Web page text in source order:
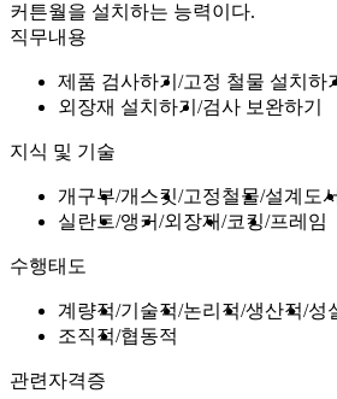
커튼월을 설치하는 능력이다.
직무내용
제품 검사하기 고정 철물 설치하기
외장재 설치하기
검사 보완하기
지식 및 기술
개구부 개스킷 고정철물 설계도서
실란트 앵커 외장재 코킹 프레임
수행태도
계량적 기술적 논리적 생산적 성
조직적 협동적
관련자격증